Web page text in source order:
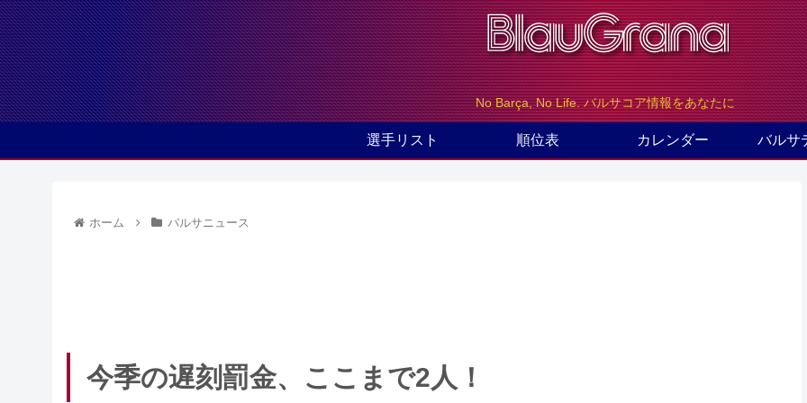
No Barça, No Life. バルサコア情報をあなたに
選手リスト 順位表 カレンダー バルサ
ホーム バルサニュース
今季の遅刻罰金、ここまで2人！